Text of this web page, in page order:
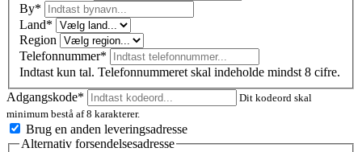
By*
Land*
Region
Telefonnummer*
Indtast kun tal. Telefonnummeret skal indeholde mindst 8 cifre.
Adgangskode*
Dit kodeord skal
minimum bestå af 8 karakterer.
Brug en anden leveringsadresse
Alternativ forsendelsesadresse